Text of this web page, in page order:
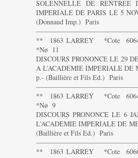
SOLENNELLE DE RENTREE
IMPERIALE DE PARIS LE 5
(Donnaud Imp.) Paris
** 1863 LARREY *Cote
*Nø 11
DISCOURS PRONONCE LE 29
A L’ACADEMIE IMPERIALE DE
p.- (Baillière et Fils Ed.) Paris
** 1863 LARREY *Cote
*Nø 9
DISCOURS PRONONCE LE 6
L’ACADEMIE IMPERIALE DE
(Baillière et Fils Ed.) Paris
** 1863 LARREY *Cote